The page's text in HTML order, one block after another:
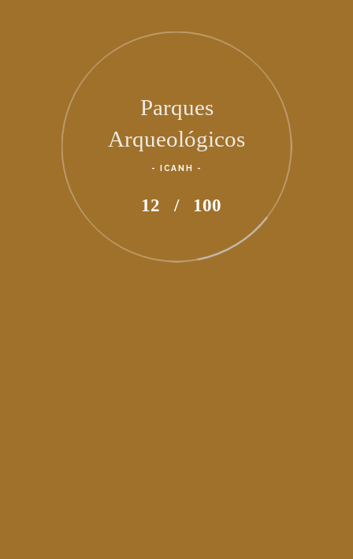
Parques
Arqueológicos
- ICANH -
82 / 100